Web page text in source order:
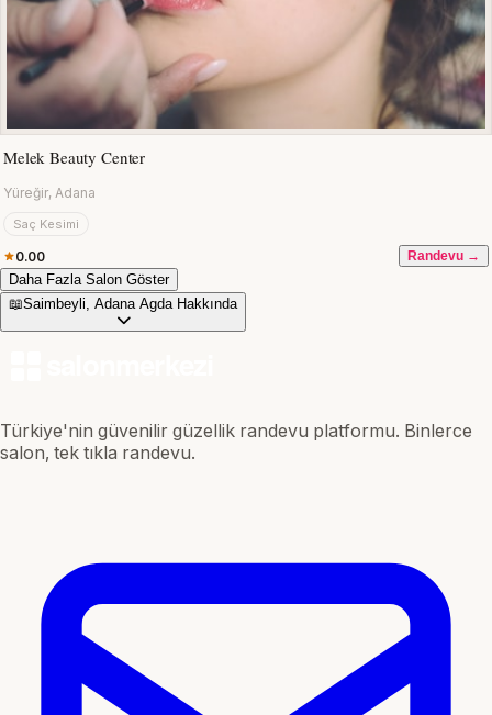
Melek Beauty Center
Yüreğir, Adana
Saç Kesimi
0.00 Randevu →
Daha Fazla Salon Göster
📖Saimbeyli, Adana Agda Hakkında
Türkiye'nin güvenilir güzellik randevu platformu. Binlerce
salon, tek tıkla randevu.